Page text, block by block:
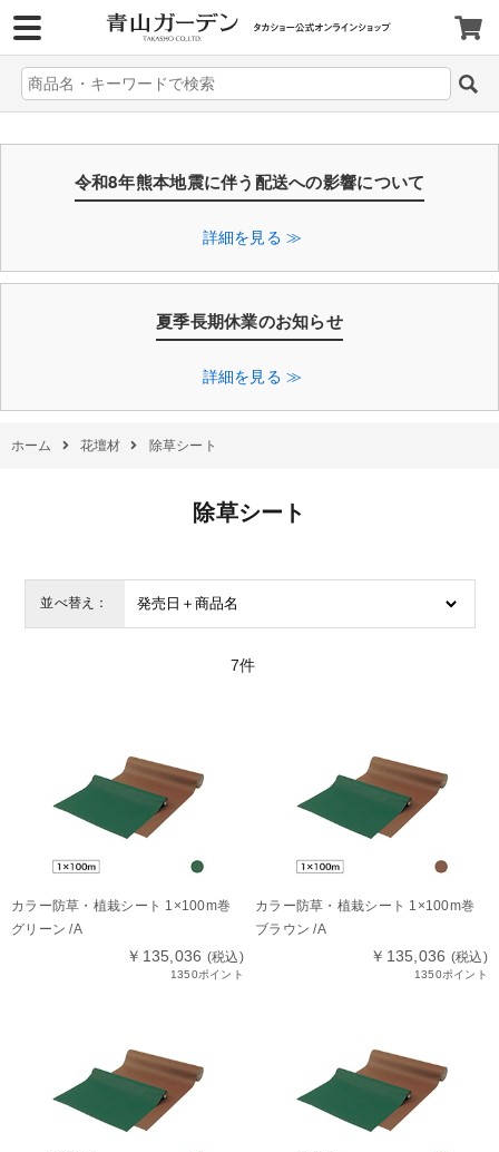
令和8年熊本地震に伴う配送への影響について
詳細を見る ≫
夏季長期休業のお知らせ
詳細を見る ≫
除草シート
並べ替え：
7件
カラー防草・植栽シート 1×100m巻
グリーン /A
￥135,036 (税込)
1350ポイント
カラー防草・植栽シート 1×100m巻
ブラウン /A
￥135,036 (税込)
1350ポイント
ホーム 花壇材 除草シート